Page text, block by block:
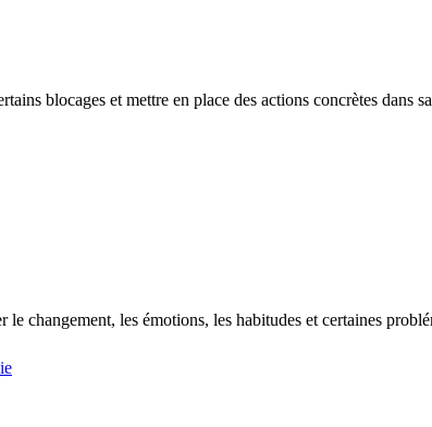
blocages et mettre en place des actions concrètes dans
changement, les émotions, les habitudes et certaines